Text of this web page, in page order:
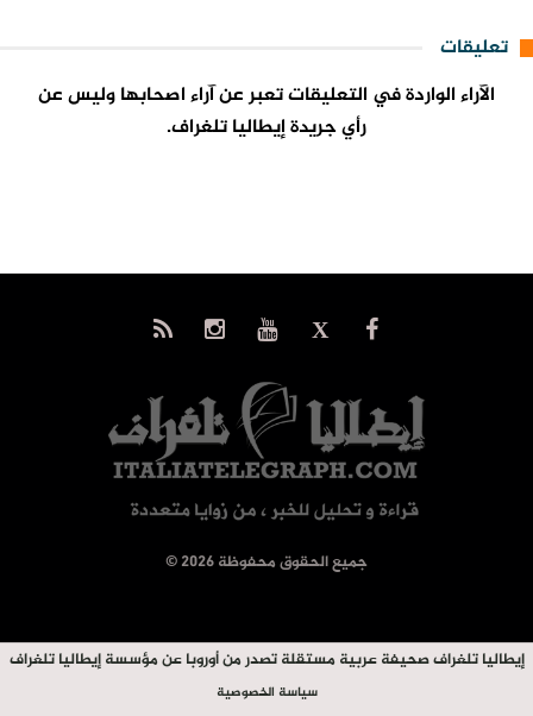
تعليقات
الآراء الواردة في التعليقات تعبر عن آراء اصحابها وليس عن
رأي جريدة إيطاليا تلغراف.
© جميع الحقوق محفوظة 2026
إيطاليا تلغراف صحيفة عربية مستقلة تصدر من أوروبا عن مؤسسة إيطاليا تلغراف
سياسة الخصوصية